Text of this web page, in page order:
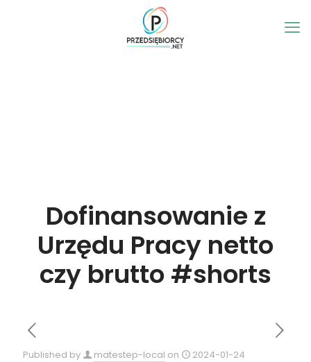
Dofinansowanie z
Urzędu Pracy netto
czy brutto #shorts
Published by matestep-local on 2024-01-24